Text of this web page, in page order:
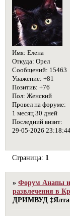
Имя: Елена
Откуда: Орел
Сообщений: 15463
Уважение: +81
Позитив: +76
Пол: Женский
Провел на форуме:
1 месяц 30 дней
Последний визит:
29-05-2026
Страница: 1
»Форум Анапы и
развлечения в
ДРИМВУД